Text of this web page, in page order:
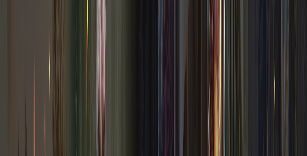
Esports Manager 2026 PC Steam CD Key